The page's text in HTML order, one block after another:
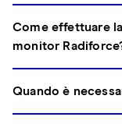
Come effettuare
monitor
Quando è